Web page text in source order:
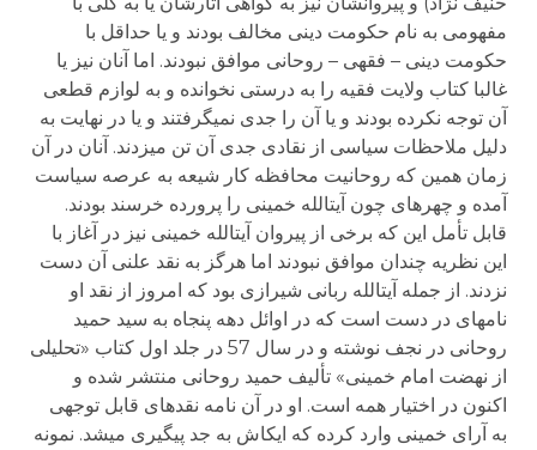
مفهومی به نام حکومت دینی مخالف بودند و یا حداقل با
حکومت دینی – فقهی – روحانی موافق نبودند. اما آنان نیز یا
غالبا کتاب ولایت فقیه را به درستی نخوانده و به لوازم قطعی
آن توجه نکرده بودند و یا آن را جدی نمی­گرفتند و یا در نهایت به
دلیل ملاحظات سیاسی از نقادی جدی آن تن می­زدند. آنان در آن
زمان همین که روحانیت محافظه کار شیعه به عرصه سیاست
آمده و چهره­ای چون آیت­الله خمینی را پرورده خرسند بودند.
قابل تأمل این که برخی از پیروان آیت­الله خمینی نیز در آغاز با
این نظریه چندان موافق نبودند اما هرگز به نقد علنی آن دست
نزدند. از جمله آیت­الله ربانی شیرازی بود که امروز از نقد او
نامه­ای در دست است که در اوائل دهه پنجاه به سید حمید
روحانی در نجف نوشته و در سال 57 در جلد اول کتاب «تحلیلی
از نهضت امام خمینی» تألیف حمید روحانی منتشر شده و
اکنون در اختیار همه است. او در آن نامه نقدهای قابل توجهی
به آرای خمینی وارد کرده که ایکاش به جد پیگیری می­شد. نمونه